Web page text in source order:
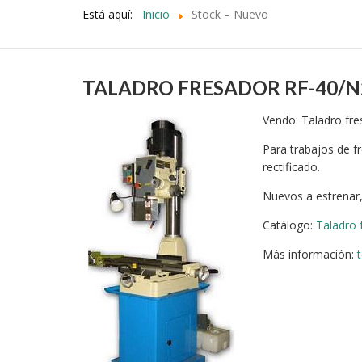
Está aquí: Inicio Stock – Nuevo
TALADRO FRESADOR RF-40/
Vendo: Taladro
Para trabajos de
rectificado.
Nuevos a
Catálogo: Taladro
Más información: